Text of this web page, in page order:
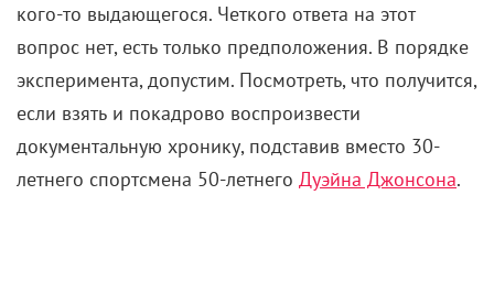
кого-то выдающегося. Четкого ответа на этот
вопрос нет, есть только предположения. В порядке
эксперимента, допустим. Посмотреть, что получится,
если взять и покадрово воспроизвести
документальную хронику, подставив вместо 30-
летнего спортсмена 50-летнего Дуэйна Джонсона.